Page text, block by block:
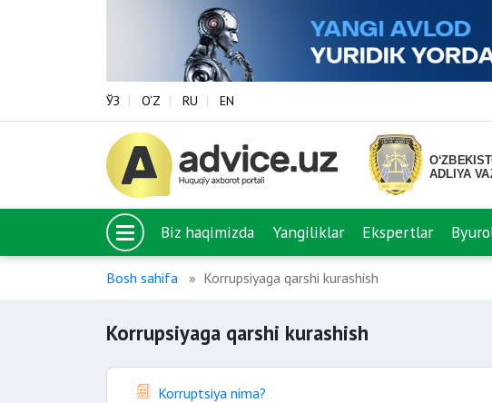
ЎЗ O‘Z RU EN
Biz haqimizda Yangiliklar Ekspertlar
Bosh sahifa Korrupsiyaga qarshi kurashish
Korrupsiyaga qarshi kurashish
Korruptsiya nima?